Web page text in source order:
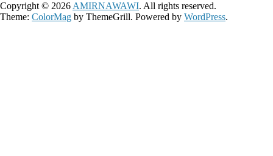
Copyright © 2026 AMIRNAWAWI. All rights reserved.
Theme: ColorMag by ThemeGrill. Powered by WordPress.